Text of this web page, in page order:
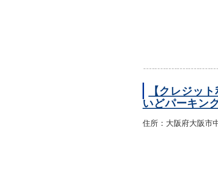
【クレジッ
いどパーキン
住所：大阪府大阪市